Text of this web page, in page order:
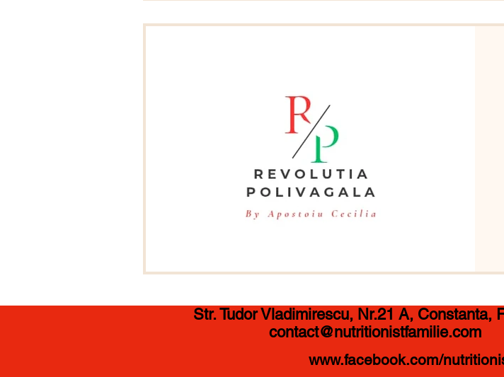
Str. Tudor Vladimirescu, Nr.21 A, Constanta,
contact@nutritionistfamilie.com
www.facebook.com/